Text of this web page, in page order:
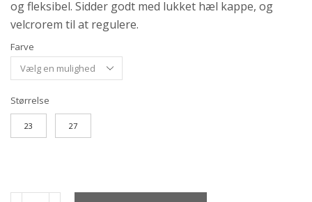
og fleksibel. Sidder godt med lukket hæl kappe, og
velcrorem til at regulere.
Farve
Størrelse
23 27